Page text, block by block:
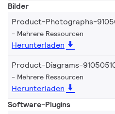
Bilder
Product-Photographs-
Mehrere Ressourcen
Herunterladen
Product-Diagrams-
Mehrere Ressourcen
Herunterladen
Software-Plugins